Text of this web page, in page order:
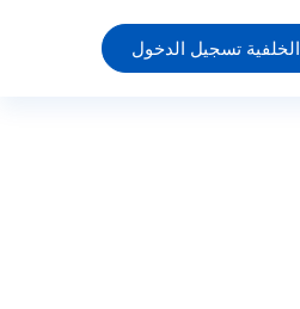
الخلفية تسجيل الدخول